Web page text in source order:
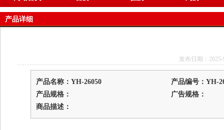
产品详细
发布日期：
产品名称：YH-26050
产品编号：YH-
产品规格：
广告规格：
商品描述：